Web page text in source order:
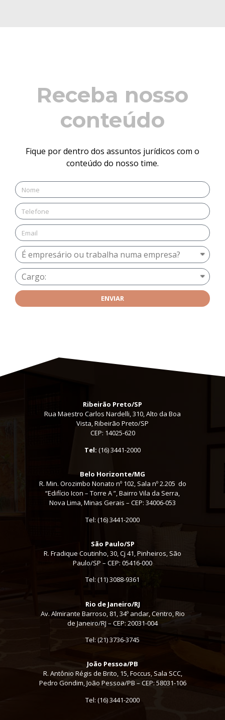
Receba nosso
conteúdo
Fique por dentro dos assuntos jurídicos com o
conteúdo do nosso time.
ENVIAR
Ribeirão Preto/SP
Rua Maestro Carlos Nardelli, 310, Alto da Boa
Vista, Ribeirão Preto/SP
CEP: 14025-620
Tel: (16) 3441-2000
Belo Horizonte/MG
R. Min. Orozimbo Nonato nº 102, Sala nº 2.205 do
“Edifício Icon – Torre A ”, Bairro Vila da Serra,
Nova Lima, Minas Gerais – CEP: 34006-053
Tel: (16) 3441-2000
São Paulo/SP
R. Fradique Coutinho, 30, Cj 41, Pinheiros, São
Paulo/SP – CEP: 05416-000
Tel: (11) 3088-9361
Rio de Janeiro/RJ
Av. Almirante Barroso, 81, 34º andar, Centro, Rio
de Janeiro/RJ – CEP: 20031-004
Tel: (21) 3736-3745
João Pessoa/PB
R. Antônio Régis de Brito, 15, Foccus, Sala SCC,
Pedro Gondim, João Pessoa/PB – CEP: 58031-106
Tel: (16) 3441-2000